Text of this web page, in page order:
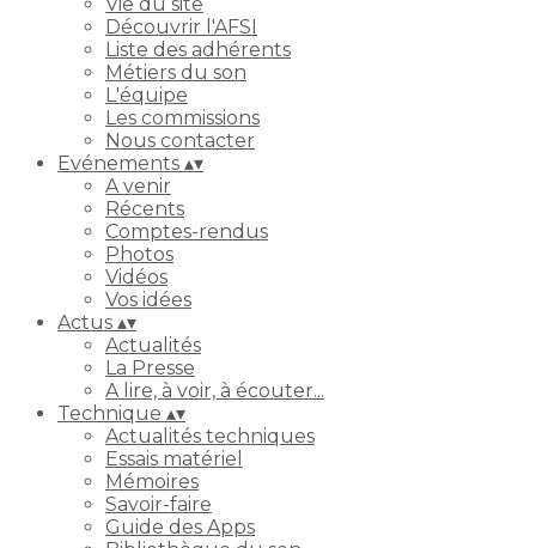
Découvrir l'AFSI
Liste des adhérents
Métiers du son
L'équipe
Les commissions
Nous contacter
Evénements ▴▾
A venir
Récents
Comptes-rendus
Photos
Vidéos
Vos idées
Actus ▴▾
Actualités
La Presse
A lire, à voir, à écouter...
Technique ▴▾
Actualités techniques
Essais matériel
Mémoires
Savoir-faire
Guide des Apps